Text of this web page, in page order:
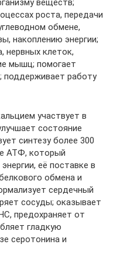
веществ;
роста, передачи
обмене,
накоплению энергии;
нервных клеток,
мышц; помогает
поддерживает работу
участвует в
состояние
синтезу более 300
АТФ, который
её поставке в
обмена и
сердечный
сосуды; оказывает
предохраняет от
гладкую
серотонина и